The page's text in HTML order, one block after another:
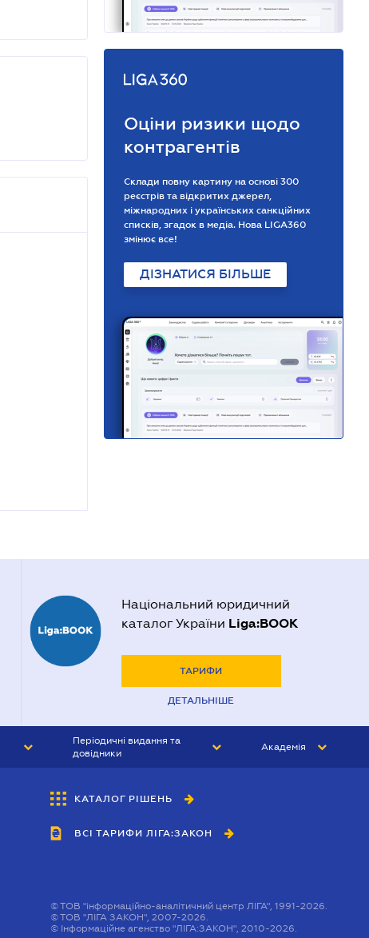
Оціни ризики щодо
контрагентів
Склади повну картину на основі 300
реєстрів та відкритих джерел,
міжнародних і українських санкційних
списків, згадок в медіа. Нова LIGA360
змінює все!
ДІЗНАТИСЯ БІЛЬШЕ
Національний юридичний
каталог України Liga:BOOK
ТАРИФИ
ДЕТАЛЬНІШЕ
Періодичні видання та
довідники
БУХГАЛТЕР&ЗАКОН
ВІСНИК МСФЗ
Академія
КАТАЛОГ РІШЕНЬ
ВСІ ТАРИФИ ЛІГА:ЗАКОН
©ТОВ "інформаційно-аналітичний центр ЛІГА", 1991-2026.
©ТОВ "ЛІГА ЗАКОН", 2007-2026.
© Інформаційне агенство "ЛІГА:ЗАКОН", 2010-2026.